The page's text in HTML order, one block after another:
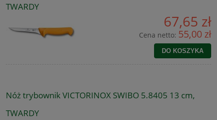
TWARDY
67,65 zł
Cena netto: 55,00 zł
DO KOSZYKA
Nóż trybownik VICTORINOX SWIBO 5.8405 13 cm,
TWARDY